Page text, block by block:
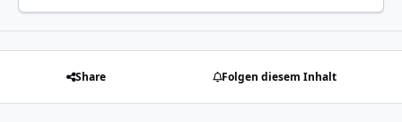
Share Folgen diesem Inhalt